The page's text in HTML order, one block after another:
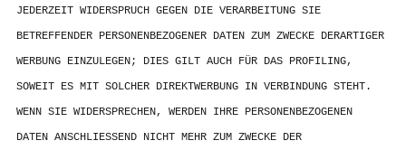
JEDERZEIT WIDERSPRUCH GEGEN DIE VERARBEITUNG SIE
BETREFFENDER PERSONENBEZOGENER DATEN ZUM ZWECKE DERARTIGER
WERBUNG EINZULEGEN; DIES GILT AUCH FÜR DAS PROFILING,
SOWEIT ES MIT SOLCHER DIREKTWERBUNG IN VERBINDUNG STEHT.
WENN SIE WIDERSPRECHEN, WERDEN IHRE PERSONENBEZOGENEN
DATEN ANSCHLIESSEND NICHT MEHR ZUM ZWECKE DER